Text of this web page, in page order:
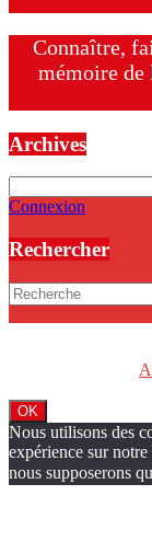
Connaître,
mémoire de
Archives
Connexion
Rechercher
OK
Nous utilisons des
expérience sur
nous supposerons